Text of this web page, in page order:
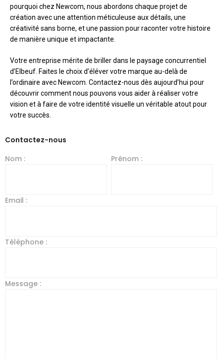
pourquoi chez Newcom, nous abordons chaque projet de
création avec une attention méticuleuse aux détails, une
créativité sans borne, et une passion pour raconter votre histoire
de manière unique et impactante.
Votre entreprise mérite de briller dans le paysage concurrentiel
d’Elbeuf. Faites le choix d’éléver votre marque au-delà de
l’ordinaire avec Newcom. Contactez-nous dès aujourd’hui pour
découvrir comment nous pouvons vous aider à réaliser votre
vision et à faire de votre identité visuelle un véritable atout pour
votre succès.
Contactez-nous
Nom :
Prénom :
Email :
Téléphone :
Message :